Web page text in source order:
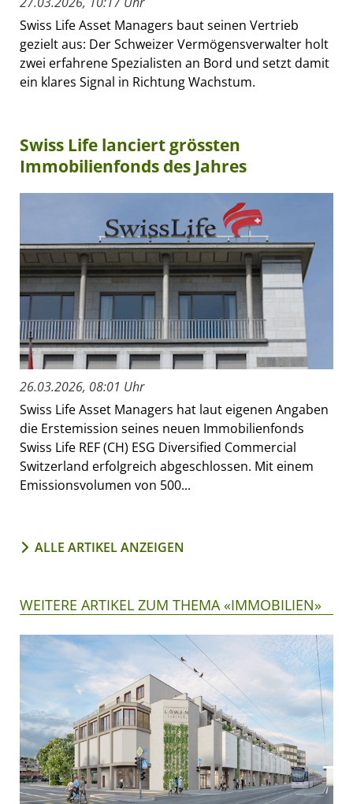
Swiss Life Asset Managers baut seinen Vertrieb
gezielt aus: Der Schweizer Vermögensverwalter holt
zwei erfahrene Spezialisten an Bord und setzt damit
ein klares Signal in Richtung Wachstum.
Swiss Life lanciert grössten
Immobilienfonds des Jahres
26.03.2026, 08:01 Uhr
Swiss Life Asset Managers hat laut eigenen Angaben
die Erstemission seines neuen Immobilienfonds
Swiss Life REF (CH) ESG Diversified Commercial
Switzerland erfolgreich abgeschlossen. Mit einem
Emissionsvolumen von 500...
ALLE ARTIKEL ANZEIGEN
WEITERE ARTIKEL ZUM THEMA «IMMOBILIEN»